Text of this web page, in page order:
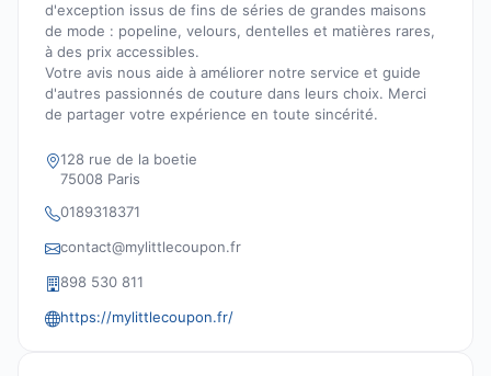
d'exception issus de fins de séries de grandes maisons
de mode : popeline, velours, dentelles et matières rares,
à des prix accessibles.
Votre avis nous aide à améliorer notre service et guide
d'autres passionnés de couture dans leurs choix. Merci
de partager votre expérience en toute sincérité.
128 rue de la boetie
75008 Paris
0189318371
contact@mylittlecoupon.fr
898 530 811
https://mylittlecoupon.fr/